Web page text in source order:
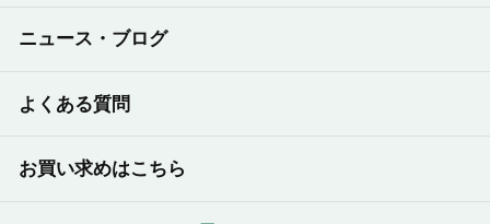
ニュース・ブログ
よくある質問
お買い求めはこちら